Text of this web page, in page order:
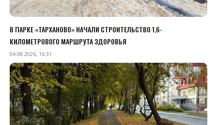
В ПАРКЕ «ТАРХАНОВО» НАЧАЛИ СТРОИТЕЛЬСТВО 1,6-
КИЛОМЕТРОВОГО МАРШРУТА ЗДОРОВЬЯ
04.08.2026, 16:31